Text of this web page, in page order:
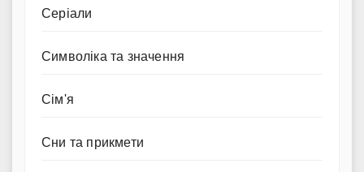
Серіали
Символіка та значення
Сім'я
Сни та прикмети